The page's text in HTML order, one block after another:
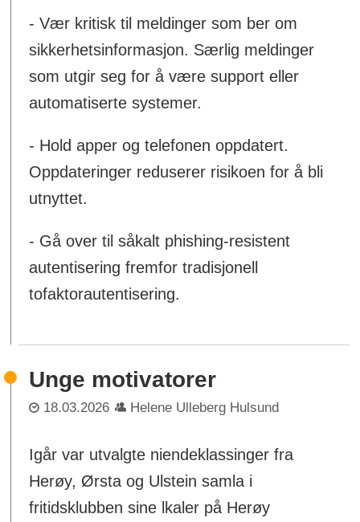
- Vær kritisk til meldinger som ber om
sikkerhetsinformasjon. Særlig meldinger
som utgir seg for å være support eller
automatiserte systemer.
- Hold apper og telefonen oppdatert.
Oppdateringer reduserer risikoen for å bli
utnyttet.
- Gå over til såkalt phishing-resistent
autentisering fremfor tradisjonell
tofaktorautentisering.
Unge motivatorer
18.03.2026 Helene Ulleberg Hulsund
Igår var utvalgte niendeklassinger fra
Herøy, Ørsta og Ulstein samla i
fritidsklubben sine lkaler på Herøy